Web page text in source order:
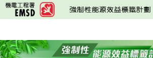
跳
至
要
內